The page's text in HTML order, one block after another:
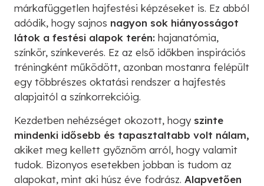
márkafüggetlen hajfestési képzéseket is. Ez abból
adódik, hogy sajnos nagyon sok hiányosságot
látok a festési alapok terén: hajanatómia,
színkör, színkeverés. Ez az első időkben inspirációs
tréningként működött, azonban mostanra felépült
egy többrészes oktatási rendszer a hajfestés
alapjaitól a színkorrekcióig.
Kezdetben nehézséget okozott, hogy szinte
mindenki idősebb és tapasztaltabb volt nálam,
akiket meg kellett győznöm arról, hogy valamit
tudok. Bizonyos esetekben jobban is tudom az
alapokat, mint aki húsz éve fodrász. Alapvetően